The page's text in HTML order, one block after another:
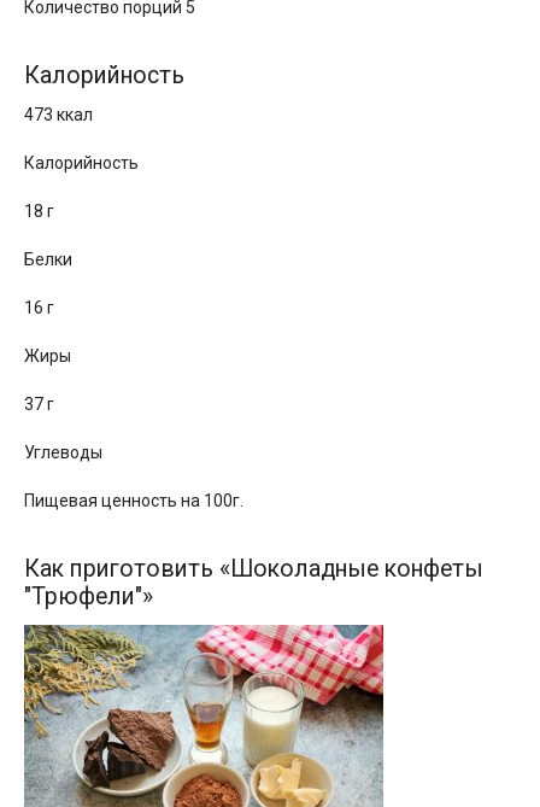
Количество порций 5
Калорийность
473 ккал
Калорийность
18 г
Белки
16 г
Жиры
37 г
Углеводы
Пищевая ценность на 100г.
Как приготовить «Шоколадные конфеты
"Трюфели"»